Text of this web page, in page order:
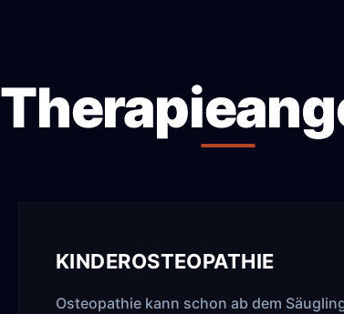
KINDEROSTEOPATHIE
Osteopathie kann schon ab dem